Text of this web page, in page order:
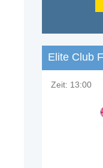
Elite Club
Zeit: 13:00